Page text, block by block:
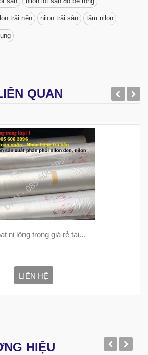
trải nền nilon trải sàn tấm nilon
QUAN
ni lông trong giá rẻ tại...
LIÊN HỆ
HIỆU